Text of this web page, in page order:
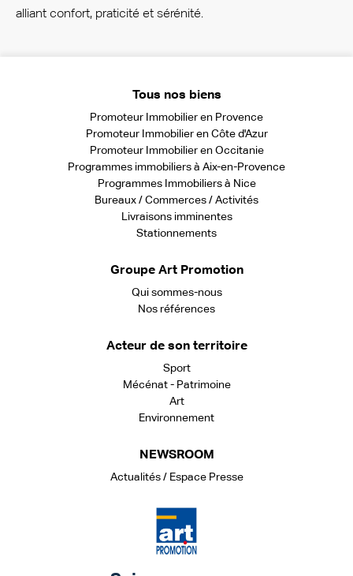
alliant confort, praticité et sérénité.
Tous nos biens
Promoteur Immobilier en Provence
Promoteur Immobilier en Côte d'Azur
Promoteur Immobilier en Occitanie
Programmes immobiliers à Aix-en-Provence
Programmes Immobiliers à Nice
Bureaux / Commerces / Activités
Livraisons imminentes
Stationnements
Groupe Art Promotion
Qui sommes-nous
Nos références
Acteur de son territoire
Sport
Mécénat - Patrimoine
Art
Environnement
NEWSROOM
Actualités / Espace Presse